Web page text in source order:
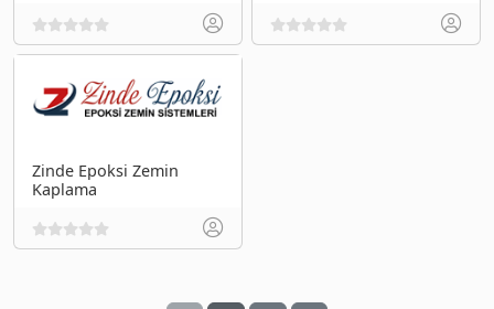
Zinde Epoksi Zemin
Kaplama